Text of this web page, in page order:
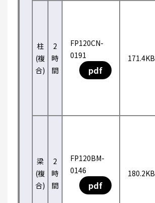
柱
(複
合)
2
時
間
FP120CN-
0191
pdf
171.4KB
梁
(複
合)
2
時
間
FP120BM-
0146
pdf
180.2KB